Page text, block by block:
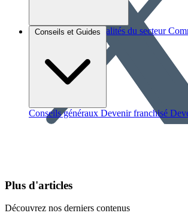
Brèves et actus Actualités du secteur
Conseils et Guides
Conseils généraux Devenir franchisé
Plus d'articles
Découvrez nos derniers contenus